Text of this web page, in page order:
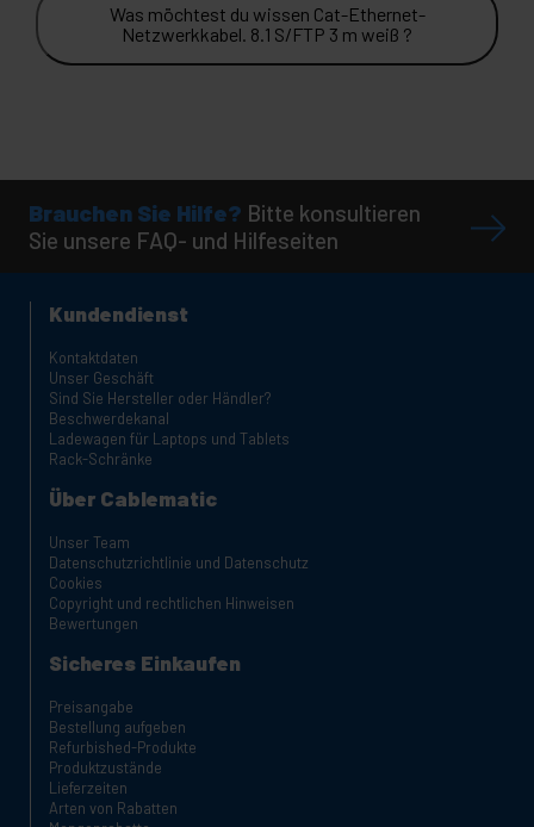
Was möchtest du wissen Cat-Ethernet-
Netzwerkkabel. 8.1 S/FTP 3 m weiß ?
Brauchen Sie Hilfe? Bitte konsultieren
Sie unsere FAQ- und Hilfeseiten
Kundendienst
Kontaktdaten
Unser Geschäft
Sind Sie Hersteller oder Händler?
Beschwerdekanal
Ladewagen für Laptops und Tablets
Rack-Schränke
Über Cablematic
Unser Team
Datenschutzrichtlinie und Datenschutz
Cookies
Copyright und rechtlichen Hinweisen
Bewertungen
Sicheres Einkaufen
Preisangabe
Bestellung aufgeben
Refurbished-Produkte
Produktzustände
Lieferzeiten
Arten von Rabatten